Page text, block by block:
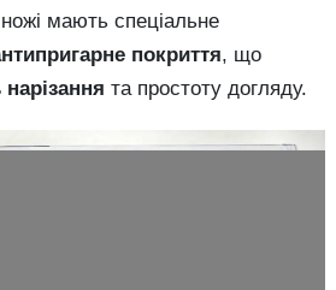
мають спеціальне
покриття, що
нарізання та простоту догляду.